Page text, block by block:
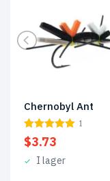
Chernobyl Ant
1
$3.73
I lager